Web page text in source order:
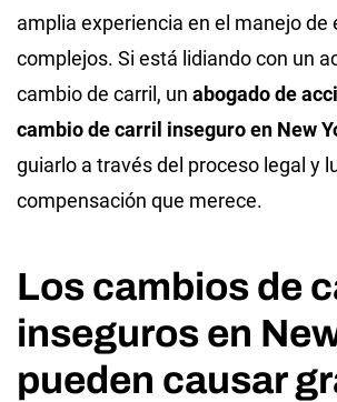
amplia experiencia en el manejo de
complejos. Si está lidiando con un
cambio de carril, un abogado de
cambio de carril inseguro en New
guiarlo a través del proceso legal y
compensación que merece.
Los cambios de
inseguros en
pueden causar